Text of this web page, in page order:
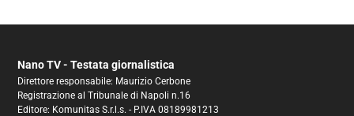
Nano TV - Testata giornalistica
Direttore responsabile: Maurizio Cerbone
Registrazione al Tribunale di Napoli n.16
Editore: Komunitas S.r.l.s. - P.IVA 08189981213